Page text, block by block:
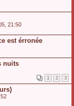
21:50
est érronée
nuits
1 2 3